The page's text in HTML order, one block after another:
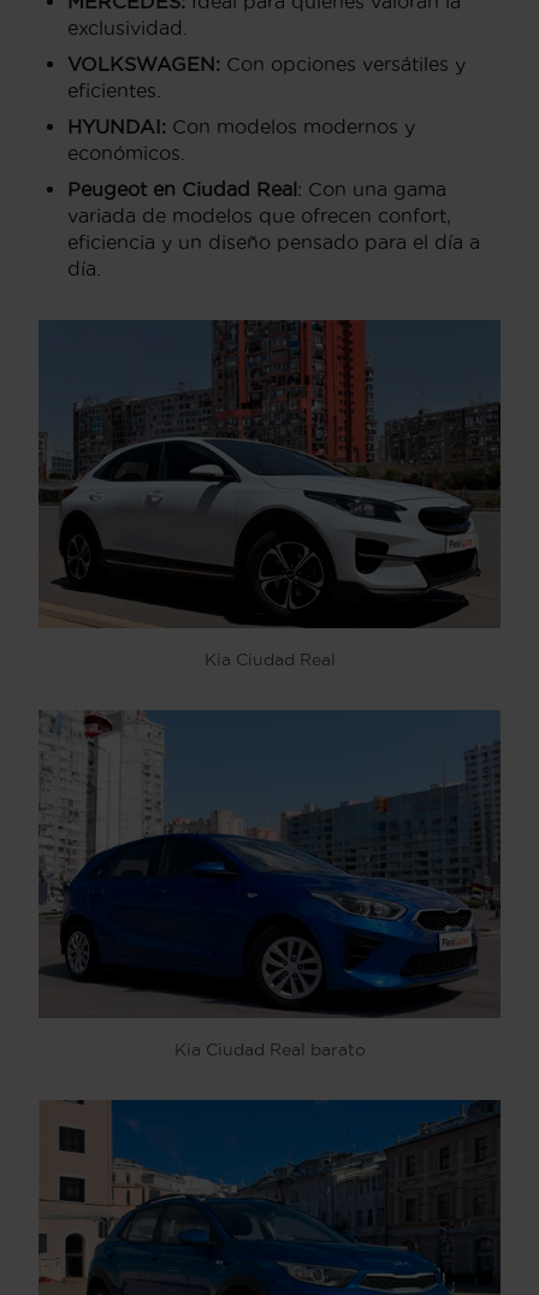
exclusividad.
VOLKSWAGEN: Con opciones versátiles y
eficientes.
HYUNDAI: Con modelos modernos y
económicos.
Peugeot en Ciudad Real: Con una gama
variada de modelos que ofrecen confort,
eficiencia y un diseño pensado para el día a
día.
Kia Ciudad Real
Kia Ciudad Real barato